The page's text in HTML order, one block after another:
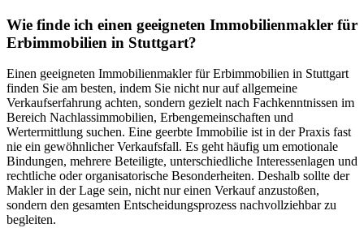
Wie finde ich einen geeigneten Immobilienmakler für
Erbimmobilien in Stuttgart?
Einen geeigneten Immobilienmakler für Erbimmobilien in Stuttgart
finden Sie am besten, indem Sie nicht nur auf allgemeine
Verkaufserfahrung achten, sondern gezielt nach Fachkenntnissen im
Bereich Nachlassimmobilien, Erbengemeinschaften und
Wertermittlung suchen. Eine geerbte Immobilie ist in der Praxis fast
nie ein gewöhnlicher Verkaufsfall. Es geht häufig um emotionale
Bindungen, mehrere Beteiligte, unterschiedliche Interessenlagen und
rechtliche oder organisatorische Besonderheiten. Deshalb sollte der
Makler in der Lage sein, nicht nur einen Verkauf anzustoßen,
sondern den gesamten Entscheidungsprozess nachvollziehbar zu
begleiten.